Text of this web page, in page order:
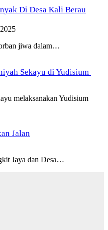
Di Desa Kali Berau
jiwa dalam…
Sekayu di Yudisium
melaksanakan Yudisium
Jalan
Jaya dan Desa…